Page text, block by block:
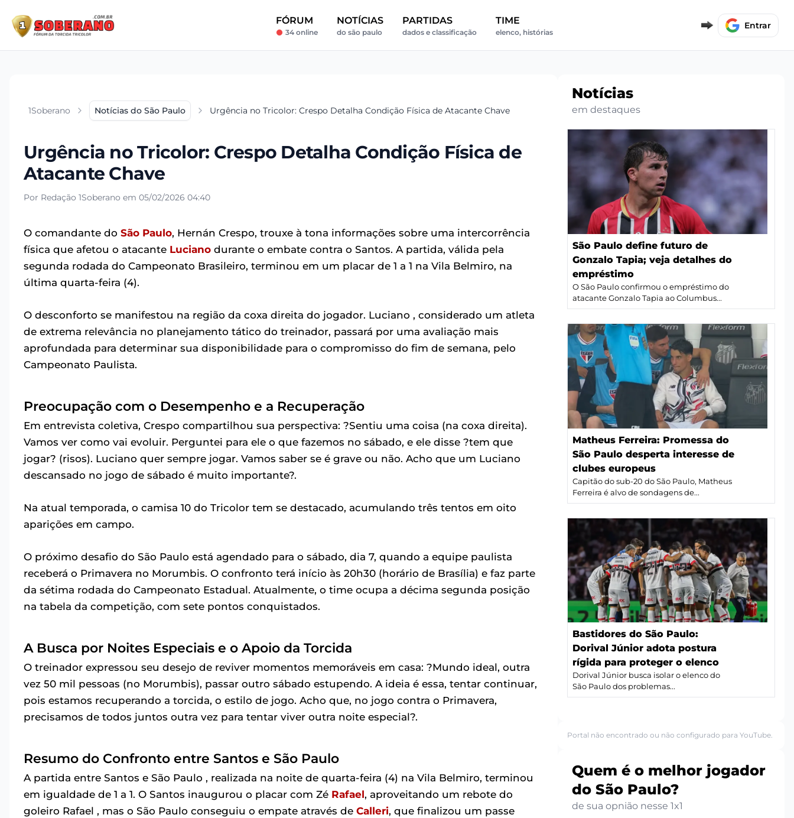
FÓRUM
34 online
NOTÍCIAS
do são paulo
PARTIDAS
dados e classificação
TIME
elenco, histórias
Entrar
1Soberano Notícias do São Paulo Urgência no Tricolor: Crespo Detalha Condição Física de Atacante Chave
Urgência no Tricolor: Crespo Detalha Condição Física de
Atacante Chave
Por Redação 1Soberano em 05/02/2026 04:40
O comandante do São Paulo, Hernán Crespo, trouxe à tona informações sobre uma intercorrência
física que afetou o atacante Luciano durante o embate contra o Santos. A partida, válida pela
segunda rodada do Campeonato Brasileiro, terminou em um placar de 1 a 1 na Vila Belmiro, na
última quarta-feira (4).
O desconforto se manifestou na região da coxa direita do jogador. Luciano , considerado um atleta
de extrema relevância no planejamento tático do treinador, passará por uma avaliação mais
aprofundada para determinar sua disponibilidade para o compromisso do fim de semana, pelo
Campeonato Paulista.
Preocupação com o Desempenho e a Recuperação
Em entrevista coletiva, Crespo compartilhou sua perspectiva: ?Sentiu uma coisa (na coxa direita).
Vamos ver como vai evoluir. Perguntei para ele o que fazemos no sábado, e ele disse ?tem que
jogar? (risos). Luciano quer sempre jogar. Vamos saber se é grave ou não. Acho que um Luciano
descansado no jogo de sábado é muito importante?.
Na atual temporada, o camisa 10 do Tricolor tem se destacado, acumulando três tentos em oito
aparições em campo.
O próximo desafio do São Paulo está agendado para o sábado, dia 7, quando a equipe paulista
receberá o Primavera no Morumbis. O confronto terá início às 20h30 (horário de Brasília) e faz parte
da sétima rodada do Campeonato Estadual. Atualmente, o time ocupa a décima segunda posição
na tabela da competição, com sete pontos conquistados.
A Busca por Noites Especiais e o Apoio da Torcida
O treinador expressou seu desejo de reviver momentos memoráveis em casa: ?Mundo ideal, outra
vez 50 mil pessoas (no Morumbis), passar outro sábado estupendo. A ideia é essa, tentar continuar,
pois estamos recuperando a torcida, o estilo de jogo. Acho que, no jogo contra o Primavera,
precisamos de todos juntos outra vez para tentar viver outra noite especial?.
Resumo do Confronto entre Santos e São Paulo
A partida entre Santos e São Paulo , realizada na noite de quarta-feira (4) na Vila Belmiro, terminou
em igualdade de 1 a 1. O Santos inaugurou o placar com Zé Rafael, aproveitando um rebote do
goleiro Rafael , mas o São Paulo conseguiu o empate através de Calleri, que finalizou um passe
Notícias
em destaques
São Paulo define futuro de
Gonzalo Tapia; veja detalhes do
empréstimo
O São Paulo confirmou o empréstimo do
atacante Gonzalo Tapia ao Columbus...
Matheus Ferreira: Promessa do
São Paulo desperta interesse de
clubes europeus
Capitão do sub-20 do São Paulo, Matheus
Ferreira é alvo de sondagens de...
Bastidores do São Paulo:
Dorival Júnior adota postura
rígida para proteger o elenco
Dorival Júnior busca isolar o elenco do
São Paulo dos problemas...
Portal não encontrado ou não configurado para YouTube.
Quem é o melhor jogador
do São Paulo?
de sua opnião nesse 1x1